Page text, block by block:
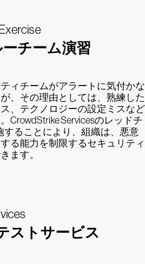
チーム演習
ィチームがアラートに気付かな
、その理由としては、熟練した
、テクノロジーの設定ミスなど
CrowdStrike Servicesのレッドチ
ることにより、組織は、悪意
る能力を制限するセキュリティ
ます。
ストサービス